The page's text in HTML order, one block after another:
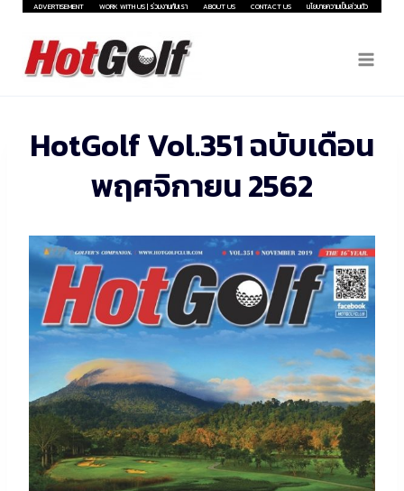
Skip
content
ADVERTISEMENT WORK WITH US | ร่วมงานกับเรา ABOUT US CONTACT US นโยบายความเป็นส่วนตัว
HotGolf Vol.351 ฉบับเดือน
พฤศจิกายน 2562